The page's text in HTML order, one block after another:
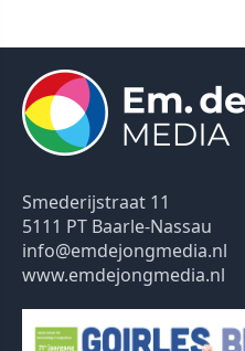
Smederijstraat 11
5111 PT Baarle-Nassau
info@emdejongmedia.nl
www.emdejongmedia.nl